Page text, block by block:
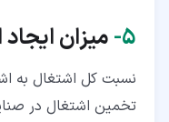
۵‏- میزان ایجاد
نسبت کل اشتغال به
تخمین اشتغال در